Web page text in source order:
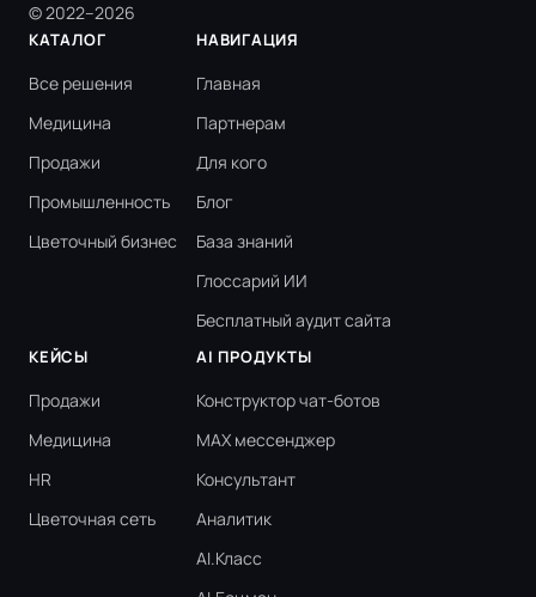
© 2022–2026
КАТАЛОГ
Все решения
Медицина
Продажи
Промышленность
Цветочный бизнес
НАВИГАЦИЯ
Главная
Партнерам
Для кого
Блог
База знаний
Глоссарий ИИ
Бесплатный аудит сайта
КЕЙСЫ
Продажи
Медицина
HR
Цветочная сеть
AI ПРОДУКТЫ
Конструктор чат-ботов
MAX мессенджер
Консультант
Аналитик
AI.Класс